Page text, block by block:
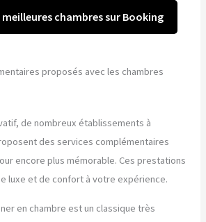
chambres sur Booking
proposés avec les chambres
de nombreux établissements à
des services complémentaires
encore plus mémorable. Ces prestations
luxe et de confort à votre expérience.
en chambre est un classique très